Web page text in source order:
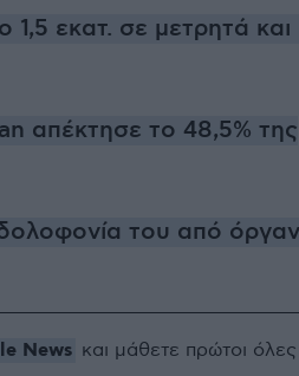
1,5 εκατ. σε μετρητά και
απέκτησε το 48,5% της
του από
News και μάθετε πρώτοι όλες